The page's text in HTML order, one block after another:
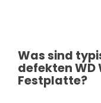
Was sind
defekten WD
Festplatte?